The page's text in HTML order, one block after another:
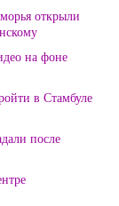
открыли
на фоне
в Стамбуле
после